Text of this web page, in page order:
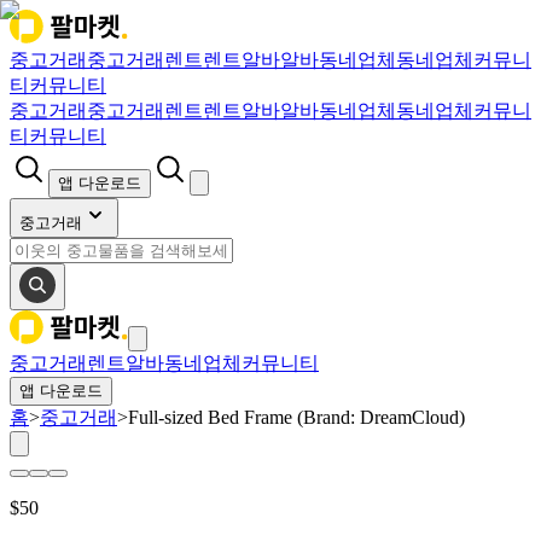
중고거래 중고거래 렌트렌트알바알바동네업체 동네업체 커뮤니
티 커뮤니티
중고거래 중고거래 렌트렌트알바알바동네업체 동네업체 커뮤니
티 커뮤니티
앱 다운로드
중고거래
중고거래 렌트알바동네업체 커뮤니티
앱 다운로드
홈>중고거래>Full-sized Bed Frame (Brand: DreamCloud)
$50